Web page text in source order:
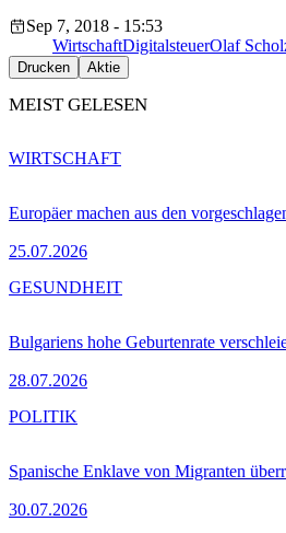
Sep 7, 2018 - 15:53
WirtschaftDigitalsteuerOlaf
Drucken Aktie
MEIST GELESEN
Europäer machen aus den
25.07.2026
WIRTSCHAFT
Bulgariens hohe Geburtenrate
28.07.2026
GESUNDHEIT
Spanische Enklave von Migranten
30.07.2026
POLITIK